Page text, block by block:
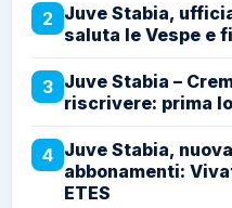
2 Juve Stabia,
saluta le Vespe e
3 Juve Stabia –
riscrivere: prima
4 Juve Stabia,
abbonamenti:
ETES